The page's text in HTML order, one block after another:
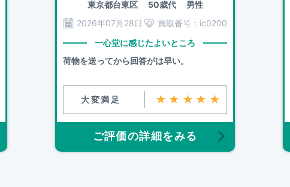
東京都台東区50歳代 男性
2026年07月28日
買取番号： ic0200
一心堂に感じたよいところ
荷物を送ってから回答がは早い。
大変満足 ★★★★★
ご評価の詳細をみる